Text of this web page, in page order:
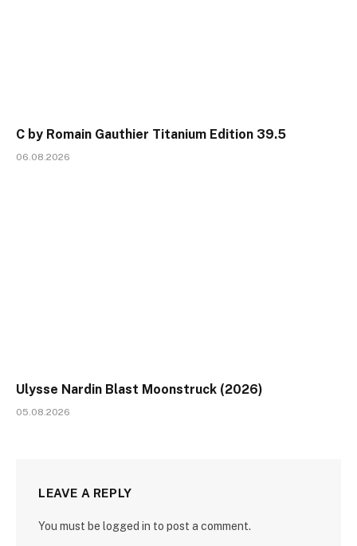
C by Romain Gauthier Titanium Edition 39.5
06.08.2026
Ulysse Nardin Blast Moonstruck (2026)
05.08.2026
LEAVE A REPLY
You must be logged in to post a comment.